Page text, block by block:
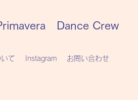
Dance Crew
て Instagram お問い合わせ